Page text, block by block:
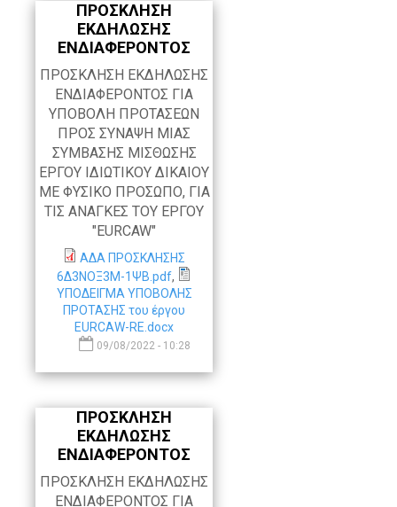
ΠΡΟΣΚΛΗΣΗ
ΕΚΔΗΛΩΣΗΣ
ΕΝΔΙΑΦΕΡΟΝΤΟΣ
ΠΡΟΣΚΛΗΣΗ ΕΚΔΗΛΩΣΗΣ
ΕΝΔΙΑΦΕΡΟΝΤΟΣ ΓΙΑ
ΥΠΟΒΟΛΗ ΠΡΟΤΑΣΕΩΝ
ΠΡΟΣ ΣΥΝΑΨΗ ΜΙΑΣ
ΣΥΜΒΑΣΗΣ ΜΙΣΘΩΣΗΣ
ΕΡΓΟΥ ΙΔΙΩΤΙΚΟΥ ΔΙΚΑΙΟΥ
ΜΕ ΦΥΣΙΚΟ ΠΡΟΣΩΠΟ, ΓΙΑ
ΤΙΣ ΑΝΑΓΚΕΣ ΤΟΥ ΕΡΓΟΥ
"EURCAW"
ΑΔΑ ΠΡΟΣΚΛΗΣΗΣ
6Δ3ΝΟΞ3Μ-1ΨΒ.pdf,
ΥΠΟΔΕΙΓΜΑ ΥΠΟΒΟΛΗΣ
ΠΡΟΤΑΣΗΣ του έργου
EURCAW-RE.docx
09/08/2022 - 10:28
ΠΡΟΣΚΛΗΣΗ
ΕΚΔΗΛΩΣΗΣ
ΕΝΔΙΑΦΕΡΟΝΤΟΣ
ΠΡΟΣΚΛΗΣΗ ΕΚΔΗΛΩΣΗΣ
ΕΝΔΙΑΦΕΡΟΝΤΟΣ ΓΙΑ